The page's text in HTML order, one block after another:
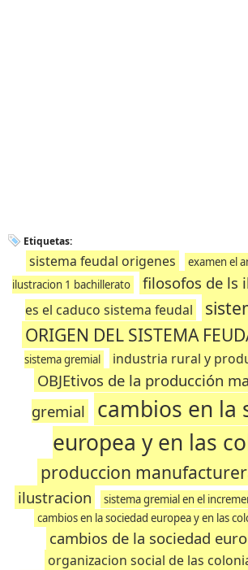
Etiquetas:
sistema feudal origenes
examen el
ilustracion 1 bachillerato
filosofos de ls
es el caduco sistema feudal
ORIGEN DEL SISTEMA
sistema gremial
industria rural y
OBJEtivos de la producción
gremial
cambios en la
europea y en las
produccion
ilustracion
sistema gremial en el
cambios en la sociedad europea y en las
cambios de la sociedad
organizacion social de las